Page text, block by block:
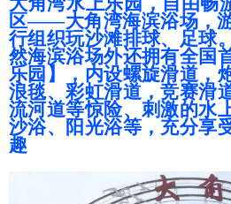
区——大角湾海滨浴场，
行组织玩沙滩排球、足球
然海滨浴场外还拥有全国
乐园】，内设螺旋滑道，
浪毯、彩虹滑道，竞赛滑
流河道等惊险、刺激的水
沙浴、阳光浴等，充分享
趣